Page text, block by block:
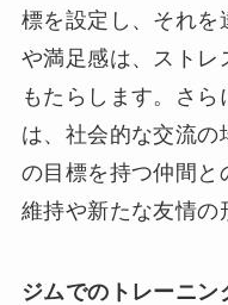
標を設定し、それを
や満足感は、ストレ
もたらします。さ
は、社会的な交流の
の目標を持つ仲間と
維持や新たな友情の
ジムでのトレーニ